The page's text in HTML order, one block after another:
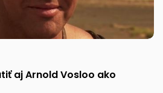
aj Arnold Vosloo ako